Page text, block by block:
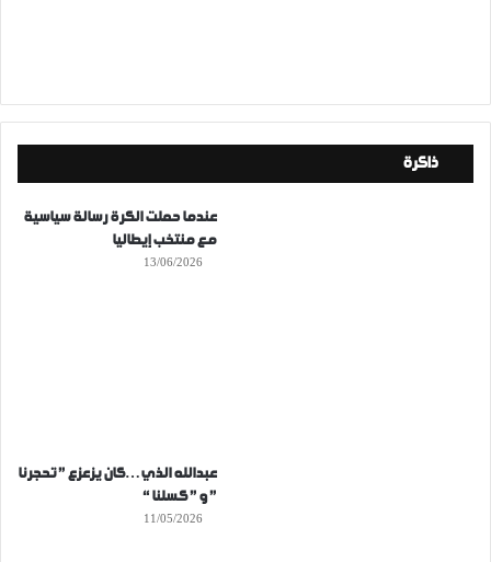
ذاكرة
عندما حملت الكرة رسالة سياسية
مع منتخب إيطاليا
13/06/2026
عبدالله الذي…كان يزعزع ” تحجرنا
” و ” كسلنا “
11/05/2026